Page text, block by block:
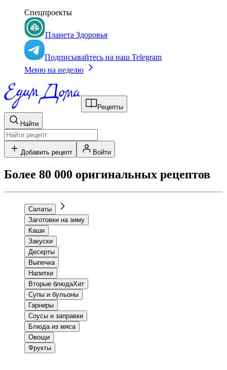
Спецпроекты
Планета Здоровья
Подписывайтесь на наш Telegram
Меню на неделю
Рецепты
Найти
Добавить рецепт Войти
Более 80 000 оригинальных рецептов
Салаты
Заготовки на зиму
Каши
Закуски
Десерты
Выпечка
Напитки
Вторые блюдаХит
Супы и бульоны
Гарниры
Соусы и заправки
Блюда из мяса
Овощи
Фрукты